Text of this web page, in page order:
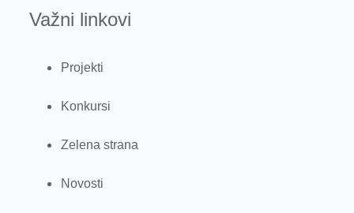
Važni linkovi
Projekti
Konkursi
Zelena strana
Novosti